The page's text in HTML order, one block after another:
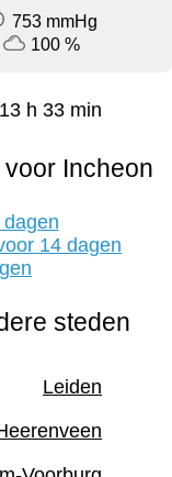
753 mmHg
100 %
h 33 min
Incheon
14 dagen
steden
Leiden